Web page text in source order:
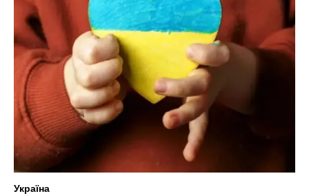
Україна